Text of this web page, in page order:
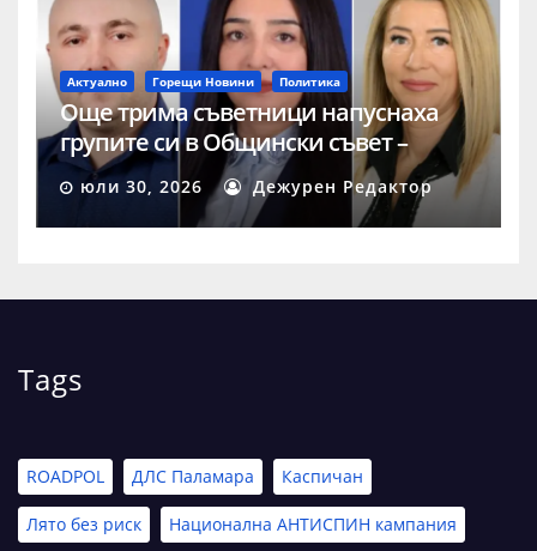
Актуално Горещи Новини Политика
Още трима съветници напуснаха
групите си в Общински съвет –
Шумен
юли 30, 2026 Дежурен Редактор
Tags
ROADPOL ДЛС Паламара Каспичан
Лято без риск Национална АНТИСПИН кампания